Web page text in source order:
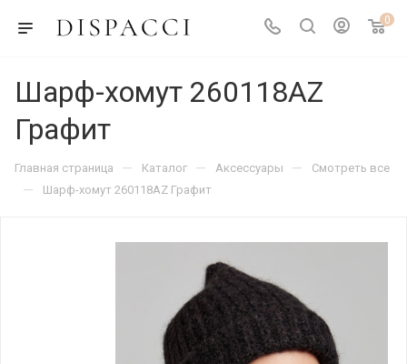
0
Шарф-хомут 260118AZ
Графит
Главная страница — Каталог — Аксессуары — Смотреть все
— Шарф-хомут 260118AZ Графит